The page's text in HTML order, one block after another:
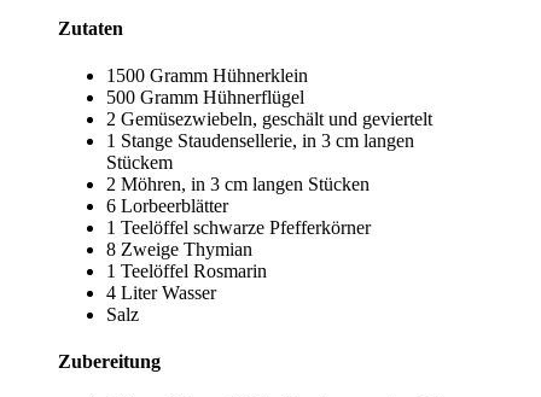
Zutaten
1500 Gramm Hühnerklein
500 Gramm Hühnerflügel
2 Gemüsezwiebeln, geschält und geviertelt
1 Stange Staudensellerie, in 3 cm langen
Stückem
2 Möhren, in 3 cm langen Stücken
6 Lorbeerblätter
1 Teelöffel schwarze Pfefferkörner
8 Zweige Thymian
1 Teelöffel Rosmarin
4 Liter Wasser
Salz
Zubereitung